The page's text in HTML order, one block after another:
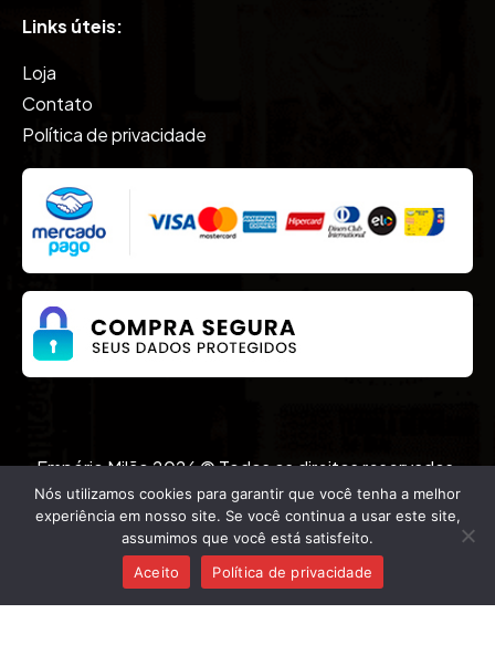
Vinho
Vodkas
Whisky
Links úteis:
Loja
Contato
Política de privacidade
Empório Milão 2026 © Todos os direitos reservados.
Desenvolvido por
(62) 99254-3278
Nós utilizamos cookies para garantir que você tenha a melhor
experiência em nosso site. Se você continua a usar este site,
assumimos que você está satisfeito.
Aceito
Política de privacidade